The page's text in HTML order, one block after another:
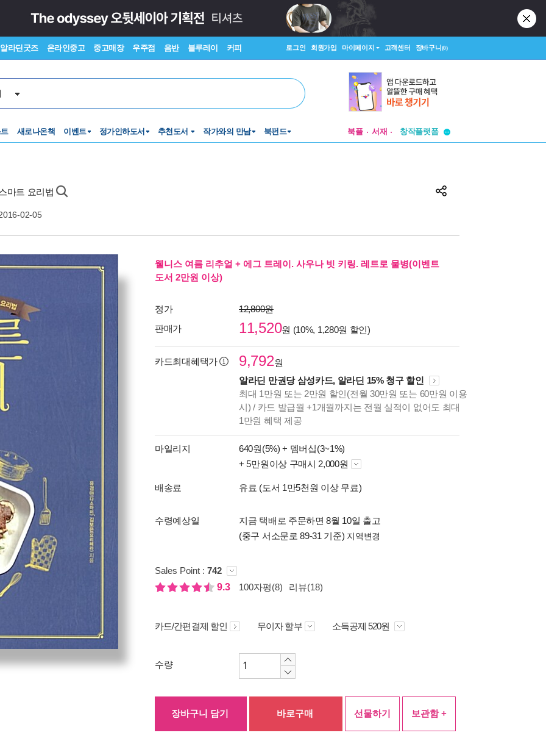
알라딘굿즈 온라인중고 중고매장 우주점 음반 블루레이 커피 로그인 회원가입 마이페이지 고객센터 장바구니(0)
새로나온책 이벤트 정가인하도서 추천도서 작가와의 만남 북펀드 북플 서재
창작플랫폼
마트 요리법
02-05
웰니스 여름 리추얼 + 에그 트레이. 사우나 빗 키링. 레트로 물병(이벤트
도서 2만원 이상)
정가
12,800원
판매가
11,520원 (10%, 1,280원 할인)
카드최대혜택가 9,792원
알라딘 만권당 삼성카드, 알라딘 15% 청구 할인
최대 1만원 또는 2만원 할인(전월 30만원 또는 60만원 이용
시) / 카드 발급월 +1개월까지는 전월 실적이 없어도 최대
1만원 혜택 제공
마일리지 640원(5%) + 멤버십(3~1%)
+ 5만원이상 구매시 2,000원
배송료 유료 (도서 1만5천원 이상 무료)
수령예상일
지금 택배로 주문하면 8월 10일 출고
(중구 서소문로 89-31 기준) 지역변경
Sales Point : 742
9.3
100자평(8) 리뷰(18)
카드/간편결제 할인 무이자 할부 소득공제 520원
수량
장바구니 담기 바로구매 선물하기 보관함 +